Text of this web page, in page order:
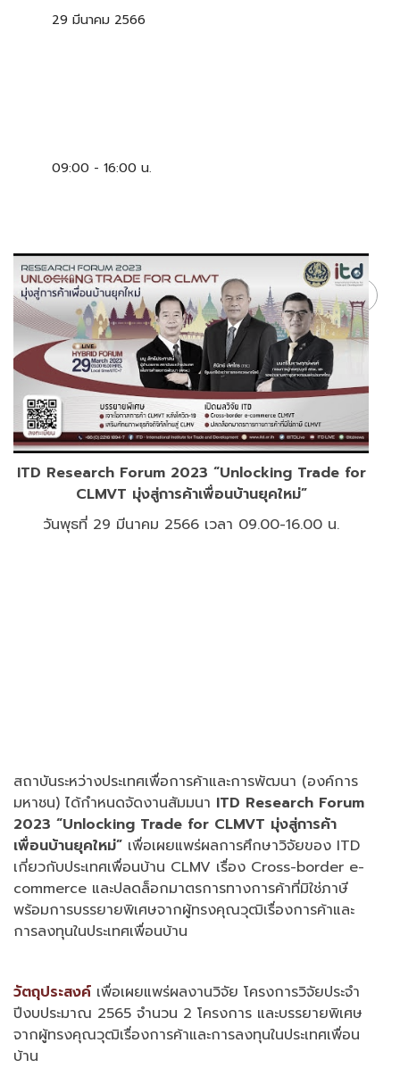
29 มีนาคม 2566
09:00 - 16:00 น.
กิจกรรมนี้ได้ปิดการสำรองที่นั่งแล้ว
ITD Research Forum 2023 “Unlocking Trade for
CLMVT มุ่งสู่การค้าเพื่อนบ้านยุคใหม่”
วันพุธที่ 29 มีนาคม 2566 เวลา 09.00-16.00 น.
สถาบันระหว่างประเทศเพื่อการค้าและการพัฒนา (องค์การ
มหาชน) ได้กำหนดจัดงานสัมมนา ITD Research Forum
2023 “Unlocking Trade for CLMVT มุ่งสู่การค้า
เพื่อนบ้านยุคใหม่” เพื่อเผยแพร่ผลการศึกษาวิจัยของ ITD
เกี่ยวกับประเทศเพื่อนบ้าน CLMV เรื่อง Cross-border e-
commerce และปลดล็อกมาตรการทางการค้าที่มิใช่ภาษี
พร้อมการบรรยายพิเศษจากผู้ทรงคุณวุฒิเรื่องการค้าและ
การลงทุนในประเทศเพื่อนบ้าน
วัตถุประสงค์ เพื่อเผยแพร่ผลงานวิจัย โครงการวิจัยประจำ
ปีงบประมาณ 2565 จำนวน 2 โครงการ และบรรยายพิเศษ
จากผู้ทรงคุณวุฒิเรื่องการค้าและการลงทุนในประเทศเพื่อน
บ้าน